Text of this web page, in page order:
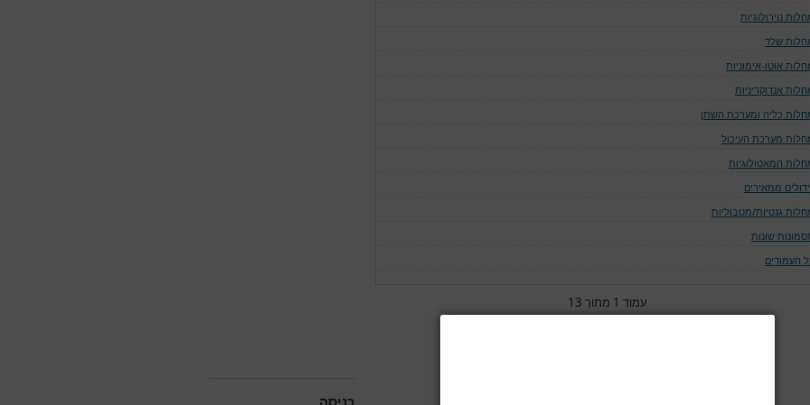
נוירולוגיות
שלד
אוטו-אימוניות
אנדוקריניות
כליה ומערכת השתן
מערכת העיכול
המאטולוגיות
ממאירים
גנטיות/מטבוליות
שונות
העמודים
עמוד 1 מתוך 13
כניסה